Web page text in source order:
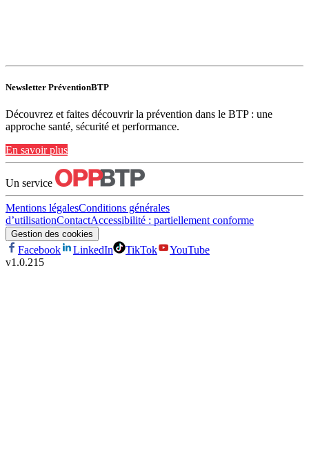
Newsletter PréventionBTP
Découvrez et faites découvrir la prévention dans le BTP : une
approche santé, sécurité et performance.
En savoir plus
Un service
Mentions légalesConditions générales
d’utilisationContactAccessibilité : partiellement conforme
Gestion des cookies
Facebook LinkedIn TikTok
YouTube
v1.0.215